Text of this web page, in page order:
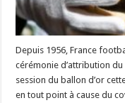
Depuis 1956, France
cérémonie d’attribution
session du ballon d’or
en tout point à cause du